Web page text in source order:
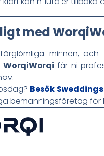
med
minnen,
WorqiWorqi får ni
Besök
bemanningsföretag för